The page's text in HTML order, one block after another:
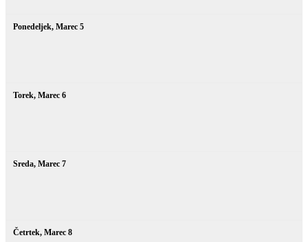
Ponedeljek, Marec 5
Torek, Marec 6
Sreda, Marec 7
Četrtek, Marec 8